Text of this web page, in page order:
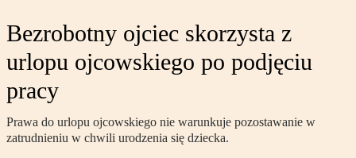
Bezrobotny ojciec skorzysta z
urlopu ojcowskiego po podjęciu
pracy
Prawa do urlopu ojcowskiego nie warunkuje pozostawanie w
zatrudnieniu w chwili urodzenia się dziecka.